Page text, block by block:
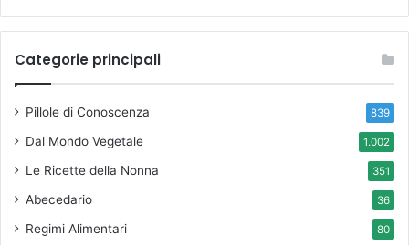
Categorie principali
Pillole di Conoscenza 839
Dal Mondo Vegetale 1.002
Le Ricette della Nonna 351
Abecedario 36
Regimi Alimentari 80